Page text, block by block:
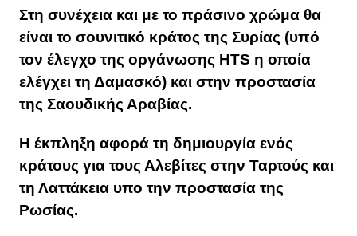
Στη συνέχεια και με το πράσινο χρώμα θα
είναι το σουνιτικό κράτος της Συρίας (υπό
τον έλεγχο της οργάνωσης HTS η οποία
ελέγχει τη Δαμασκό) και στην προστασία
της Σαουδικής Αραβίας.
Η έκπληξη αφορά τη δημιουργία ενός
κράτους για τους Αλεβίτες στην Ταρτούς και
τη Λαττάκεια υπο την προστασία της
Ρωσίας.